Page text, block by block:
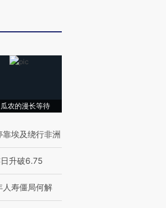
农的漫长等待
埃及绕行非洲
升破6.75
人寿僵局何解